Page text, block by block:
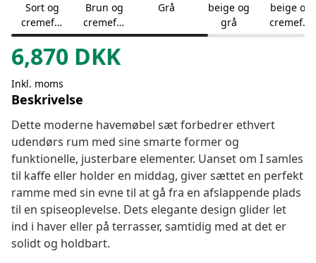
Sort og
cremefar
vet
Brun og
cremefar
vet
Grå
beige og
grå
beige og
cremefar
vet
6,870 DKK
Inkl. moms
Beskrivelse
Dette moderne havemøbel sæt forbedrer ethvert
udendørs rum med sine smarte former og
funktionelle, justerbare elementer. Uanset om I samles
til kaffe eller holder en middag, giver sættet en perfekt
ramme med sin evne til at gå fra en afslappende plads
til en spiseoplevelse. Dets elegante design glider let
ind i haver eller på terrasser, samtidig med at det er
solidt og holdbart.